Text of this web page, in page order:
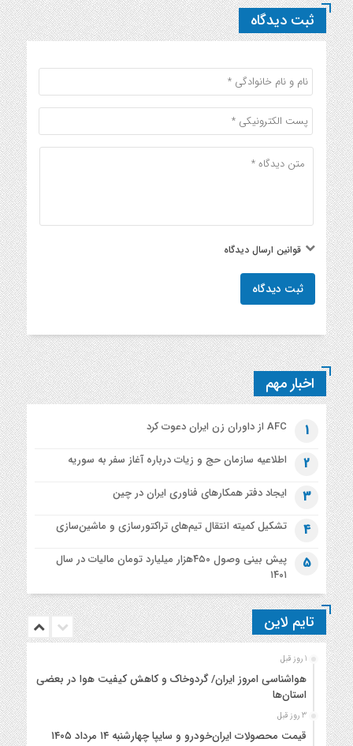
ثبت دیدگاه
قوانین ارسال دیدگاه
ثبت دیدگاه
اخبار مهم
1 AFC از داوران زن ایران دعوت کرد
2 اطلاعیه‌ سازمان حج و زیات درباره آغاز سفر به سوریه
3 ایجاد دفتر همکارهای فناوری ایران در چین
4 تشکیل کمیته انتقال تیم‌های تراکتورسازی و ماشین‌سازی
5
پیش بینی وصول ۴۵۰هزار میلیارد تومان مالیات در سال
۱۴۰۱
تایم لاین
1 روز قبل
هواشناسی امروز ایران/ گردوخاک و کاهش کیفیت هوا در بعضی
استان‌ها
3 روز قبل
قیمت محصولات ایران‌خودرو و سایپا چهارشنبه ۱۴ مرداد ۱۴۰۵